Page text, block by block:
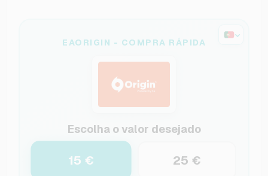
EAORIGIN - COMPRA RÁPIDA
Escolha o valor desejado
15 € 25 €